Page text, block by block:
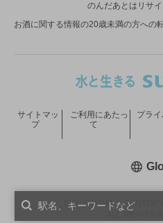
のんだあとはリサイ
お酒に関する情報の20歳未満の方への
COPYRIGHT ©
サイトマッ
プ
ご利用にあたっ
て
プラ